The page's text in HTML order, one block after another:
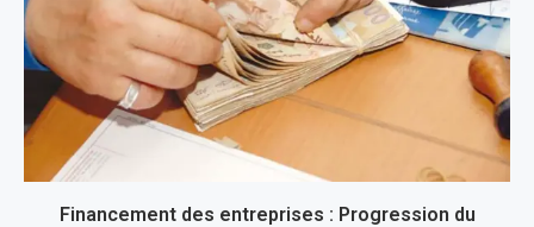
Financement des entreprises : Progression du